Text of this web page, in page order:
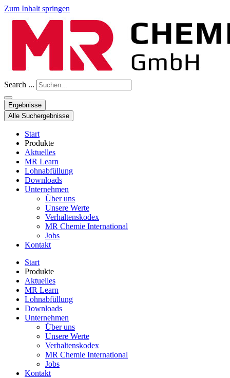
Zum Inhalt springen
Search ...
Ergebnisse
Alle Suchergebnisse
Start
Produkte
Aktuelles
MR Learn
Lohnabfüllung
Downloads
Unternehmen
Über uns
Unsere Werte
Verhaltenskodex
MR Chemie International
Jobs
Kontakt
Start
Produkte
Aktuelles
MR Learn
Lohnabfüllung
Downloads
Unternehmen
Über uns
Unsere Werte
Verhaltenskodex
MR Chemie International
Jobs
Kontakt